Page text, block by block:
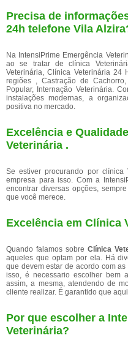
Precisa de
24h telefone Vila
Na IntensiPrime Emergência
ao se tratar de clínica
Veterinária, Clínica Veterinária 24
regiões , Castração de
Popular, Internação Veterinária.
instalações modernas, a
positiva no mercado.
Excelência e
Veterinária .
Se estiver procurando por
empresa para isso. Com a
encontrar diversas opções,
que você merece.
Excelência em Clínica
Quando falamos sobre Clínica
aqueles que optam por ela. Há
que devem estar de acordo com
isso, é necessario escolher bem
assim, a mesma, atendendo de
cliente realizar. É garantido que
Por que escolher a
Veterinária?